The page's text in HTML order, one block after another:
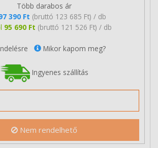
Több darabos ár
390 Ft (bruttó 123 685 Ft) / db
95 690 Ft (bruttó 121 526 Ft) / db
Mikor kapom meg?
Ingyenes szállítás
Nem rendelhető